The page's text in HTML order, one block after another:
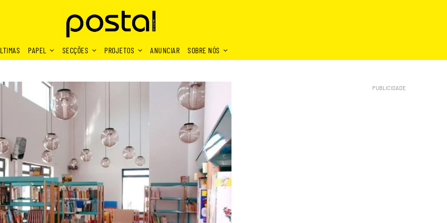
PAPEL SECÇÕES PROJETOS ANUNCIAR SOBRE NÓS